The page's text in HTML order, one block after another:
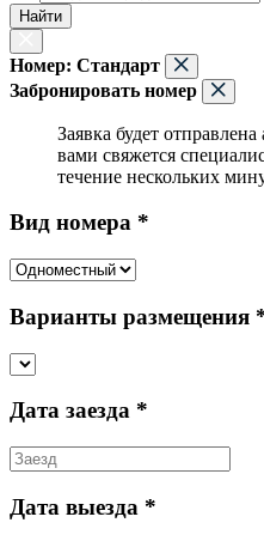
Найти
Номер: Стандарт
Забронировать номер
Заявка будет
вами свяжется
течение нескольких
Вид номера *
Варианты размещения
Дата заезда *
Дата выезда *